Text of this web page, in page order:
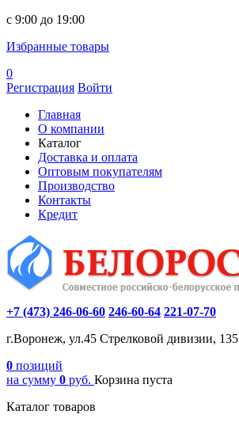
c 9:00 до 19:00
Избранные товары
0
Регистрация Войти
Главная
О компании
Каталог
Доставка и оплата
Оптовым покупателям
Производство
Контакты
Кредит
+7 (473) 246-06-60 246-60-64 221-07-70
г.Воронеж, ул.45 Стрелковой дивизии, 135
0 позиций
на сумму 0 руб. Корзина пуста
Каталог товаров